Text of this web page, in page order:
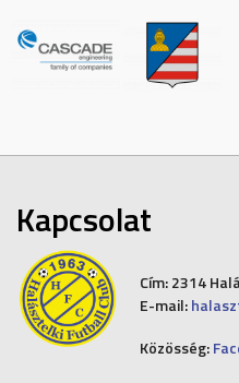
Kapcsolat
Cím:2314
E-mail:
Közösség: